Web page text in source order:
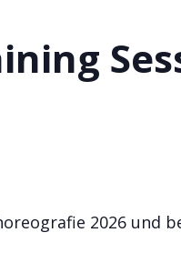
2026 und